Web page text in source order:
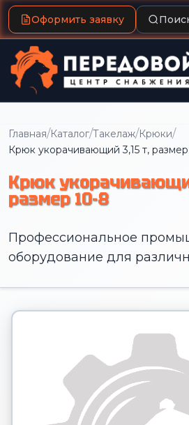
Оформить заявку
Главная/Каталог/Такелаж/Крюки/
Крюк укорачивающий 3,15 т,
Крюк
размер 10-8
Профессиональное
оборудование для